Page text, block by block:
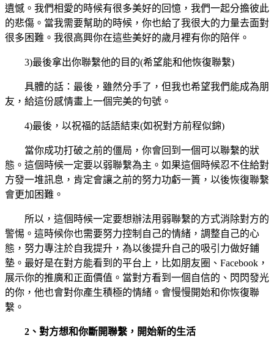
遺憾。我們相愛的時候有很多美好的回憶，我們一起分擔彼此
的悲傷。當我需要幫助的時候，你也給了我很大的力量去面對
很多困難。我很高興你在這些美好的歲月裡有你的陪伴。
3)最後拿出你聯繫他的目的(希望能和他恢復聯繫)
具體的話：最後，雖然分手了，但我也希望我們能成為朋
友，給這份感情畫上一個完美的句號。
4)最後，以祝福的話語結束(如祝對方前程似錦)
當你成功打破之前的僵局，你會回到一個可以聯繫的狀
態。這個時候一定要以弱聯繫為主。如果這個時候忍不住給對
方發一堆訊息，肯定會讓之前的努力功虧一簣，以後恢復聯繫
會更加困難。
所以，這個時候一定要想辦法用弱聯繫的方式消除對方的
警惕。這時候你也需要努力控制自己的情緒，調整自己的心
態，努力專注於自我提升，為以後提升自己的吸引力做好鋪
墊。最好是在對方能看到的平台上，比如朋友圈、Facebook，
展示你的推廣和正面價值。當對方看到一個自信的、閃閃發光
的你，他也會對你產生積極的情緒。會慢慢開始和你恢復聯
繫。
2、對方想和你斷開聯繫，開始新的生活